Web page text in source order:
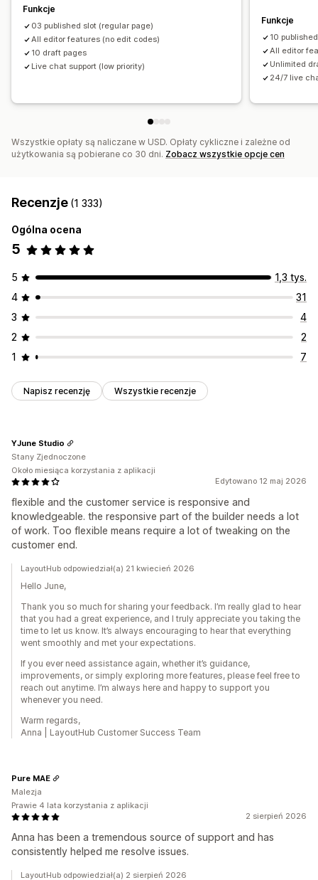
Zapisane strony
Sekcje globalne
Style globalne
Czcionka niestandardowa
Kod niestandardowy Fragmenty
Lokalizacja
Pozycjonowanie stron
Powolne ładowanie CDN Informacje i wskazówki
Dzienniki działania
Analizy
Współczynniki klikalności Współczynniki konwersji
Skuteczność rekomendacji
Sugestie optymalizacji
Wydajność lejka
Funkcje
03 published slot (regular page)
All editor features (no edit codes)
10 draft pages
Live chat support (low priority)
Funkcje
10
All editor
Unlimited
24/7 live
Wszystkie opłaty są naliczane w USD. Opłaty cykliczne i zależne od
użytkowania są pobierane co 30 dni. Zobacz wszystkie opcje cen
Recenzje (1 333)
Ogólna ocena
5
5
1,3 tys.
4
31
3
4
2
2
1
7
Napisz recenzję Wszystkie recenzje
Edytowano 12 maj 2026
flexible and the customer service is responsive and
knowledgeable. the responsive part of the builder needs a lot
of work. Too flexible means require a lot of tweaking on the
customer end.
YJune Studio
Stany Zjednoczone
Około miesiąca korzystania z aplikacji
LayoutHub odpowiedział(a) 21 kwiecień 2026
Hello June,
Thank you so much for sharing your feedback. I’m really glad to hear
that you had a great experience, and I truly appreciate you taking the
time to let us know. It’s always encouraging to hear that everything
went smoothly and met your expectations.
If you ever need assistance again, whether it’s guidance,
improvements, or simply exploring more features, please feel free to
reach out anytime. I’m always here and happy to support you
whenever you need.
Warm regards,
Anna | LayoutHub Customer Success Team
2 sierpień 2026
Anna has been a tremendous source of support and has
consistently helped me resolve issues.
Pure MAE
Malezja
Prawie 4 lata korzystania z aplikacji
LayoutHub odpowiedział(a) 2 sierpień 2026